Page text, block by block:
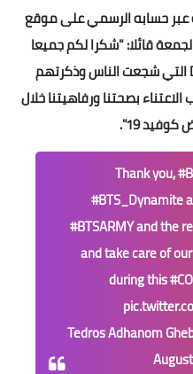
عبر حسابه الرسمي على موقع
قائلا: "شكرا لكم جميعا
فريق BTS على أغنية Dynamite التي شجعت الناس وذكرتهم
بصحتنا ورفاهيتنا خلال
19".
Thank you,
#BTS_Dynamite
#BTSARMYand the
and take care of
during this